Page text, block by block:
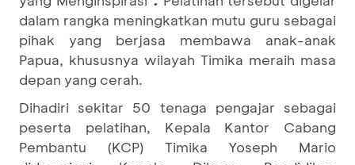
dalam rangka meningkatkan mutu guru sebagai
pihak yang berjasa membawa anak-anak
Papua, khususnya wilayah Timika meraih masa
depan yang cerah.
Dihadiri sekitar 50 tenaga pengajar sebagai
peserta pelatihan, Kepala Kantor Cabang
Pembantu (KCP) Timika Yoseph Mario